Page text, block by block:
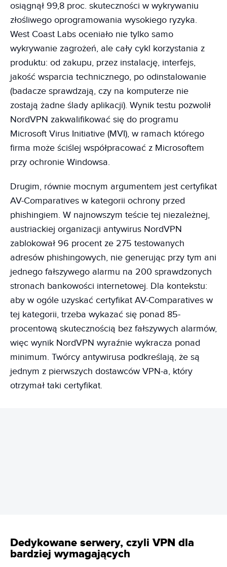
osiągnął 99,8 proc. skuteczności w wykrywaniu
złośliwego oprogramowania wysokiego ryzyka.
West Coast Labs oceniało nie tylko samo
wykrywanie zagrożeń, ale cały cykl korzystania z
produktu: od zakupu, przez instalację, interfejs,
jakość wsparcia technicznego, po odinstalowanie
(badacze sprawdzają, czy na komputerze nie
zostają żadne ślady aplikacji). Wynik testu pozwolił
NordVPN zakwalifikować się do programu
Microsoft Virus Initiative (MVI), w ramach którego
firma może ściślej współpracować z Microsoftem
przy ochronie Windowsa.
Drugim, równie mocnym argumentem jest certyfikat
AV-Comparatives w kategorii ochrony przed
phishingiem. W najnowszym teście tej niezależnej,
austriackiej organizacji antywirus NordVPN
zablokował 96 procent ze 275 testowanych
adresów phishingowych, nie generując przy tym ani
jednego fałszywego alarmu na 200 sprawdzonych
stronach bankowości internetowej. Dla kontekstu:
aby w ogóle uzyskać certyfikat AV-Comparatives w
tej kategorii, trzeba wykazać się ponad 85-
procentową skutecznością bez fałszywych alarmów,
więc wynik NordVPN wyraźnie wykracza ponad
minimum. Twórcy antywirusa podkreślają, że są
jednym z pierwszych dostawców VPN-a, który
otrzymał taki certyfikat.
Dedykowane serwery, czyli VPN dla
bardziej wymagających